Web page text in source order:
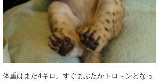
体重はまだ4キロ。すぐまぶたがトロ～ンとなっ
たっちー
ハンマー
まっきー
三輪予報士